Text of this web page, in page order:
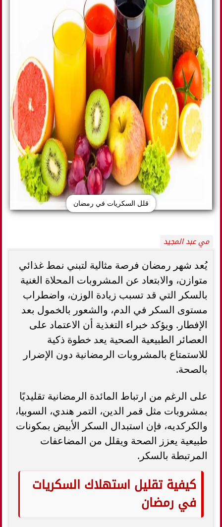
قلل السكريات في رمضان
مي عبد المجيد
يُعد شهر رمضان فرصة مثالية لتبني نمط غذائي
متوازن، والابتعاد عن المشروبات المحلاة الغنية
بالسكر التي قد تسبب زيادة الوزن، واضطراب
مستوى السكر في الدم، والشعور بالخمول بعد
الإفطار. ويؤكد خبراء التغذية أن الاعتماد على
العصائر الطبيعية الصحية يعد خطوة ذكية
للاستمتاع بالمشروبات الرمضانية دون الإضرار
بالصحة.
على الرغم من ارتباط المائدة الرمضانية تقليديًا
بمشروبات مثل قمر الدين، التمر هندي، السوبيا،
والكركديه، فإن استبدال السكر الأبيض بمكونات
طبيعية يعزز الصحة ويقلل من المضاعفات
المرتبطة بالسكر.
كيفية تقليل استهلاك السكريات
في رمضان